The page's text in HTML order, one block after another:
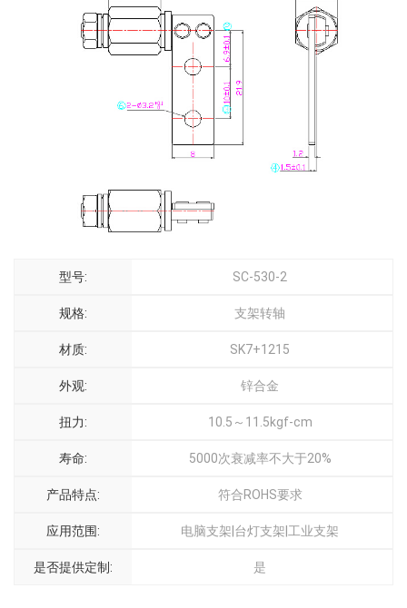
型号: SC-530-2
规格: 支架转轴
材质: SK7+1215
外观: 锌合金
扭力: 10.5～11.5kgf-cm
寿命: 5000次衰减率不大于20%
产品特点: 符合ROHS要求
应用范围: 电脑支架|台灯支架|工业支架
是否提供定制: 是